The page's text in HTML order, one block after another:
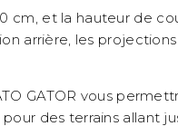
cm, et la hauteur de
arrière, les
GATOR vous
des terrains allant